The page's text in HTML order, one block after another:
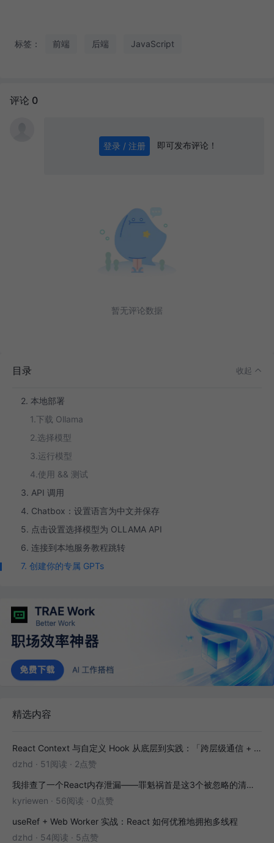
标签： 前端 后端 JavaScript
评论 0
登录 / 注册 即可发布评论！
暂无评论数据
目录 收起
2. 本地部署
1.下载 Ollama
2.选择模型
3.运行模型
4.使用 && 测试
3. API 调用
4. Chatbox：设置语言为中文并保存
5. 点击设置选择模型为 OLLAMA API
6. 连接到本地服务教程跳转
7. 创建你的专属 GPTs
精选内容
React Context 与自定义 Hook 从底层到实践：「跨层级通信 + 副作用封装」全解析
dzhd · 51阅读 · 2点赞
我排查了一个React内存泄漏——罪魁祸首是这3个被忽略的清理函数
kyriewen · 56阅读 · 0点赞
useRef + Web Worker 实战：React 如何优雅地拥抱多线程
dzhd · 54阅读 · 5点赞